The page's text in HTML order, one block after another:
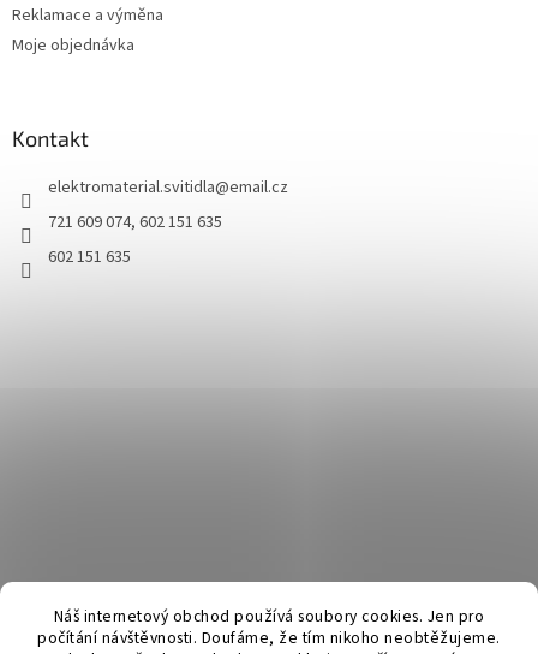
Náš internetový obchod používá soubory cookies. Jen pro
počítání návštěvnosti. Doufáme, že tím nikoho neobtěžujeme.
Reklamace a výměna
Moje objednávka
Kontakt
elektromaterial.svitidla@email.cz
721 609 074, 602 151 635
602 151 635